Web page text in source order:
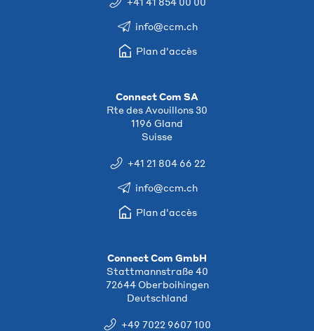
info@ccm.ch
Plan d'accès
Connect Com SA
Rte des Avouillons 30
1196 Gland
Suisse
+41 21 804 66 22
info@ccm.ch
Plan d'accès
Connect Com GmbH
Stattmannstraße 40
72644 Oberboihingen
Deutschland
+49 7022 9607 100